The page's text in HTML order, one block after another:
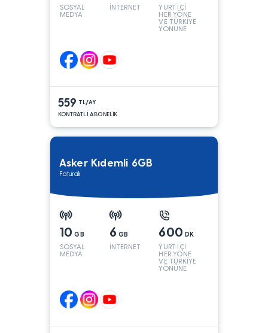
SOSYAL
MEDYA
İNTERNET
YURT İÇİ
HER YÖNE
VE TÜRKİYE
YÖNÜNE
559 TL/AY
KONTRATLI ABONELİK
Asker Kıdemli 6GB
Faturalı
10 GB
SOSYAL
MEDYA
6 GB
İNTERNET
600 DK
YURT İÇİ
HER YÖNE
VE TÜRKİYE
YÖNÜNE